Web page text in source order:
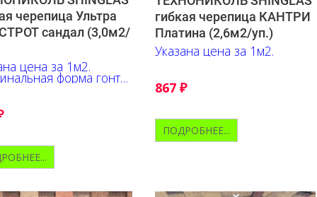
черепица Ультра
сандал (3,0м2/
цена за 1м2.
форма гонта,
и контрастные
гибкая черепица КАНТРИ
Платина (2,6м2/уп.)
Указана цена за 1м2.
867 ₽
ПОДРОБНЕЕ...